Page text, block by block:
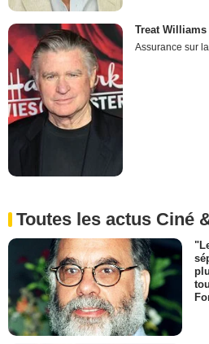
Treat Williams
Assurance sur
Toutes les actus Ciné